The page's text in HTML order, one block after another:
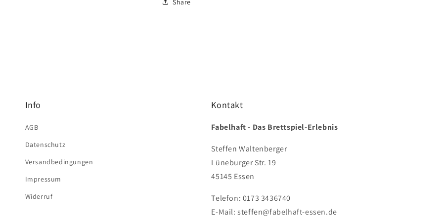
Info
AGB
Datenschutz
Versandbedingungen
Impressum
Widerruf
Kontakt
Fabelhaft - Das Brettspiel-Erlebnis
Steffen Waltenberger
Lüneburger Str. 19
45145 Essen
Telefon: 0173 3436740
E-Mail: steffen@fabelhaft-essen.de